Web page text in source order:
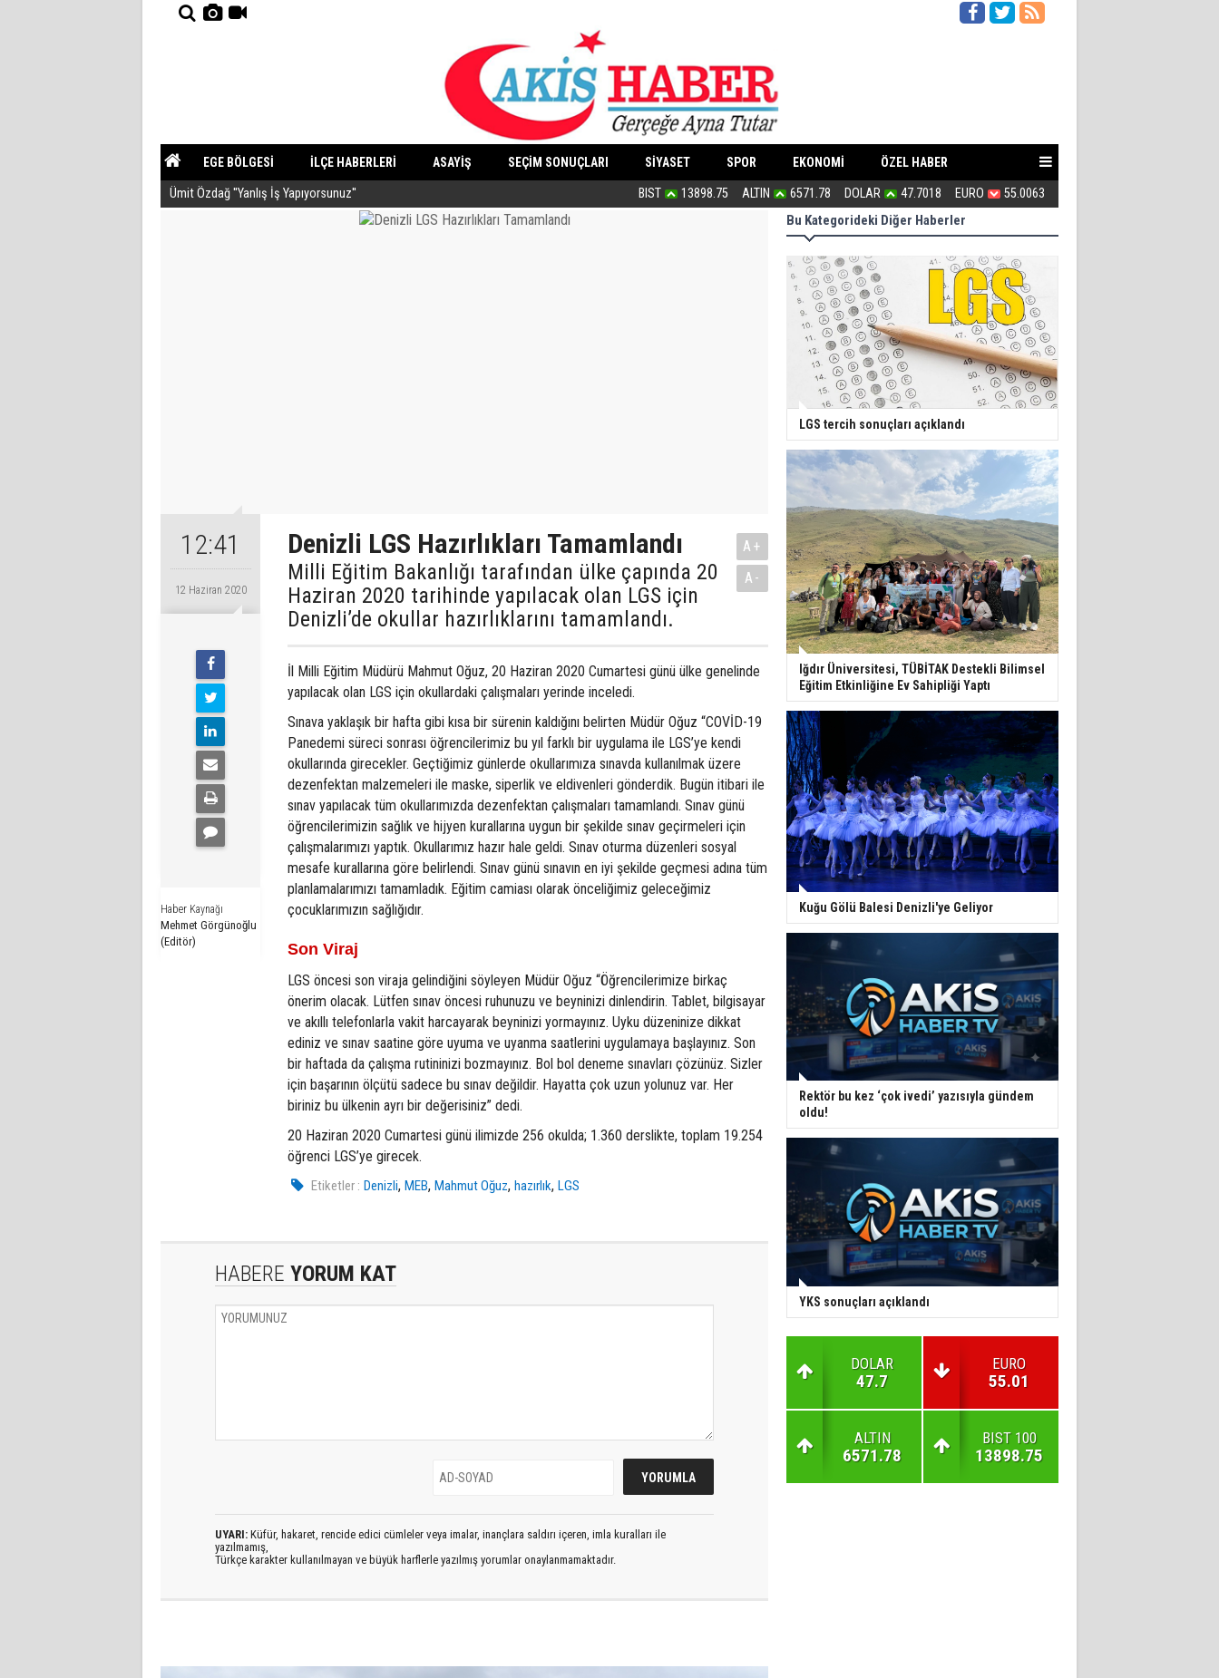
EGE BÖLGESİ İLÇE HABERLERİ ASAYİŞ SEÇİM SONUÇLARI SİYASET SPOR EKONOMİ ÖZEL HABER
YAZARLAR GÜNDEM
Ümit Özdağ ''Yanlış İş Yapıyorsunuz'' Bu haliyle kanunlaşırsa kaos yaşanır
BIST 13898.75 ALTIN 6571.78 DOLAR 47.7018 EURO 55.0063
12:41
12 Haziran 2020
Haber Kaynağı
Mehmet Görgünoğlu
(Editör)
Denizli LGS Hazırlıkları Tamamlandı
Milli Eğitim Bakanlığı tarafından ülke çapında 20
Haziran 2020 tarihinde yapılacak olan LGS için
Denizli’de okullar hazırlıklarını tamamlandı.
A+
A-
İl Milli Eğitim Müdürü Mahmut Oğuz, 20 Haziran 2020 Cumartesi günü ülke genelinde
yapılacak olan LGS için okullardaki çalışmaları yerinde inceledi.
Sınava yaklaşık bir hafta gibi kısa bir sürenin kaldığını belirten Müdür Oğuz “COVİD-19
Panedemi süreci sonrası öğrencilerimiz bu yıl farklı bir uygulama ile LGS’ye kendi
okullarında girecekler. Geçtiğimiz günlerde okullarımıza sınavda kullanılmak üzere
dezenfektan malzemeleri ile maske, siperlik ve eldivenleri gönderdik. Bugün itibari ile
sınav yapılacak tüm okullarımızda dezenfektan çalışmaları tamamlandı. Sınav günü
öğrencilerimizin sağlık ve hijyen kurallarına uygun bir şekilde sınav geçirmeleri için
çalışmalarımızı yaptık. Okullarımız hazır hale geldi. Sınav oturma düzenleri sosyal
mesafe kurallarına göre belirlendi. Sınav günü sınavın en iyi şekilde geçmesi adına tüm
planlamalarımızı tamamladık. Eğitim camiası olarak önceliğimiz geleceğimiz
çocuklarımızın sağlığıdır.
Son Viraj
LGS öncesi son viraja gelindiğini söyleyen Müdür Oğuz “Öğrencilerimize birkaç
önerim olacak. Lütfen sınav öncesi ruhunuzu ve beyninizi dinlendirin. Tablet, bilgisayar
ve akıllı telefonlarla vakit harcayarak beyninizi yormayınız. Uyku düzeninize dikkat
ediniz ve sınav saatine göre uyuma ve uyanma saatlerini uygulamaya başlayınız. Son
bir haftada da çalışma rutininizi bozmayınız. Bol bol deneme sınavları çözünüz. Sizler
için başarının ölçütü sadece bu sınav değildir. Hayatta çok uzun yolunuz var. Her
biriniz bu ülkenin ayrı bir değerisiniz” dedi.
20 Haziran 2020 Cumartesi günü ilimizde 256 okulda; 1.360 derslikte, toplam 19.254
öğrenci LGS’ye girecek.
Etiketler : Denizli,MEB,Mahmut Oğuz,hazırlık,LGS
HABERE YORUM KAT
UYARI: Küfür, hakaret, rencide edici cümleler veya imalar, inançlara saldırı içeren, imla kuralları ile
yazılmamış,
Türkçe karakter kullanılmayan ve büyük harflerle yazılmış yorumlar onaylanmamaktadır.
Bu Kategorideki Diğer Haberler
LGS tercih sonuçları açıklandı
Iğdır Üniversitesi, TÜBİTAK Destekli Bilimsel
Eğitim Etkinliğine Ev Sahipliği Yaptı
Kuğu Gölü Balesi Denizli'ye Geliyor
Rektör bu kez ‘çok ivedi’ yazısıyla gündem
oldu!
YKS sonuçları açıklandı
DOLAR
47.7
EURO
55.01
ALTIN
6571.78
BIST 100
13898.75